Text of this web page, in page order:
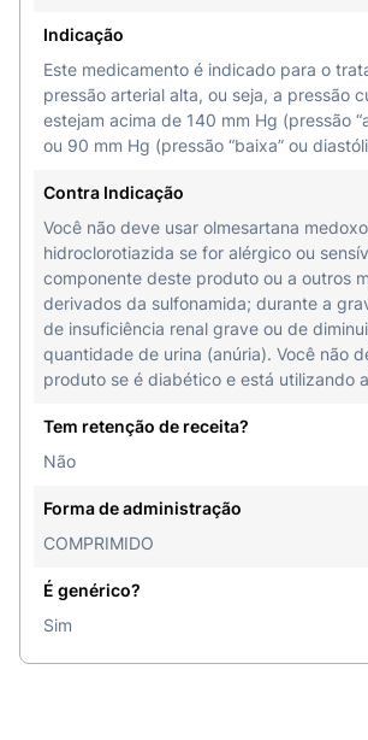
Indicação
Este medicamento é indicado para o
pressão arterial alta, ou seja, a pressão
estejam acima de 140 mm Hg (pressão
ou 90 mm Hg (pressão “baixa” ou
Contra Indicação
Você não deve usar olmesartana
hidroclorotiazida se for alérgico ou
componente deste produto ou a outros
derivados da sulfonamida; durante a
de insuficiência renal grave ou de
quantidade de urina (anúria). Você não
produto se é diabético e está utilizando
Tem retenção de receita?
Não
Forma de administração
COMPRIMIDO
É genérico?
Sim